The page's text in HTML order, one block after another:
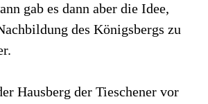
gab es dann aber die Idee,
des Königsbergs zu
Hausberg der Tieschener vor